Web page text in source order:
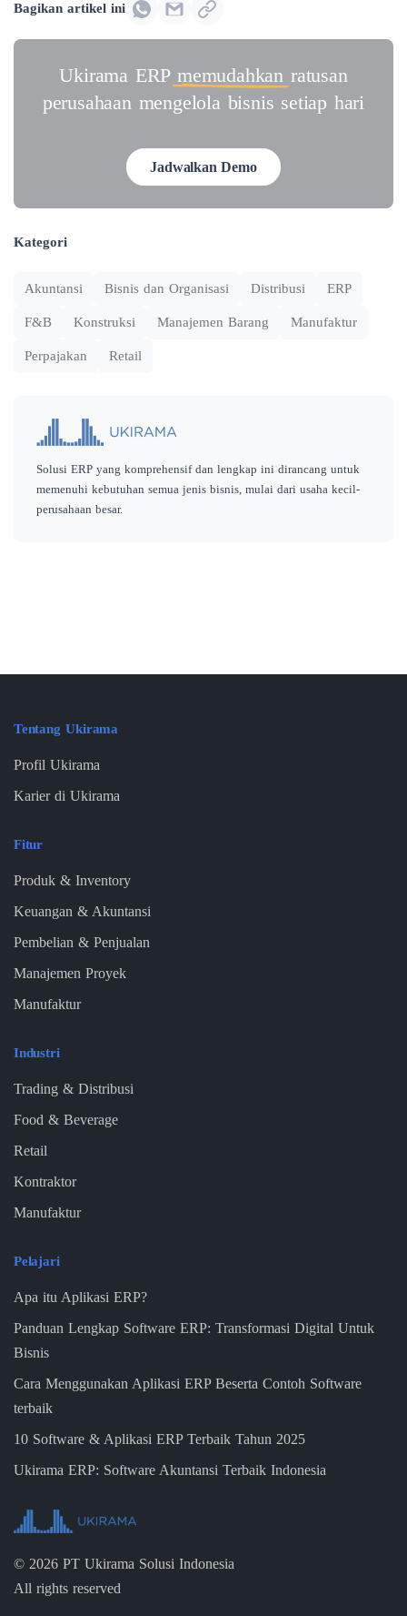
Bagikan artikel ini
Ukirama ERP memudahkan ratusan
perusahaan mengelola bisnis setiap hari
Jadwalkan Demo
Kategori
Akuntansi Bisnis dan Organisasi Distribusi ERP
F&B Konstruksi Manajemen Barang Manufaktur
Perpajakan Retail
Solusi ERP yang komprehensif dan lengkap ini dirancang untuk
memenuhi kebutuhan semua jenis bisnis, mulai dari usaha kecil-
perusahaan besar.
Tentang Ukirama
Profil Ukirama
Karier di Ukirama
Fitur
Produk & Inventory
Keuangan & Akuntansi
Pembelian & Penjualan
Manajemen Proyek
Manufaktur
Industri
Trading & Distribusi
Food & Beverage
Retail
Kontraktor
Manufaktur
Pelajari
Apa itu Aplikasi ERP?
Panduan Lengkap Software ERP: Transformasi Digital Untuk
Bisnis
Cara Menggunakan Aplikasi ERP Beserta Contoh Software
terbaik
10 Software & Aplikasi ERP Terbaik Tahun 2025
Ukirama ERP: Software Akuntansi Terbaik Indonesia
© 2026 PT Ukirama Solusi Indonesia
All rights reserved